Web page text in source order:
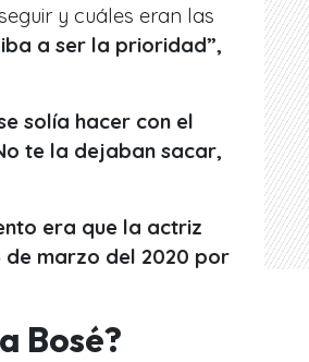
y cuáles eran las
a ser la prioridad”,
solía hacer con el
te la dejaban sacar,
era que la actriz
de marzo del 2020 por
Bosé?